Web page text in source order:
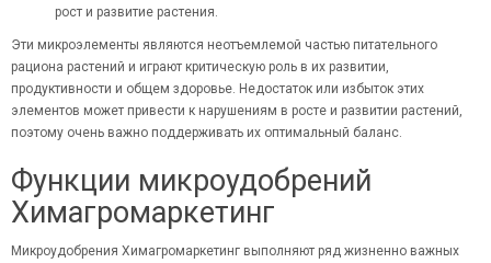
рост и развитие растения.
Эти микроэлементы являются неотъемлемой частью питательного
рациона растений и играют критическую роль в их развитии,
продуктивности и общем здоровье. Недостаток или избыток этих
элементов может привести к нарушениям в росте и развитии растений,
поэтому очень важно поддерживать их оптимальный баланс.
Функции микроудобрений
Химагромаркетинг
Микроудобрения Химагромаркетинг выполняют ряд жизненно важных